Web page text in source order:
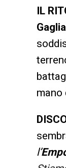
IL
mano
l’